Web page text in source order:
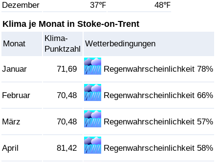
Dezember
37℉ 48℉
Klima je Monat in Stoke-on-Trent
Monat
Klima-
Punktzahl
Wetterbedingungen
Januar 71,69 Regenwahrscheinlichkeit 78%
Februar 70,48 Regenwahrscheinlichkeit 66%
März 70,48 Regenwahrscheinlichkeit 57%
April 81,42 Regenwahrscheinlichkeit 58%
Gesundheitsversorgungs-Index (aktuell)
Gesundheitsversorgungs-Index nach Land
Umweltverschmutzung
Umweltverschmutzungs-Index nach Land